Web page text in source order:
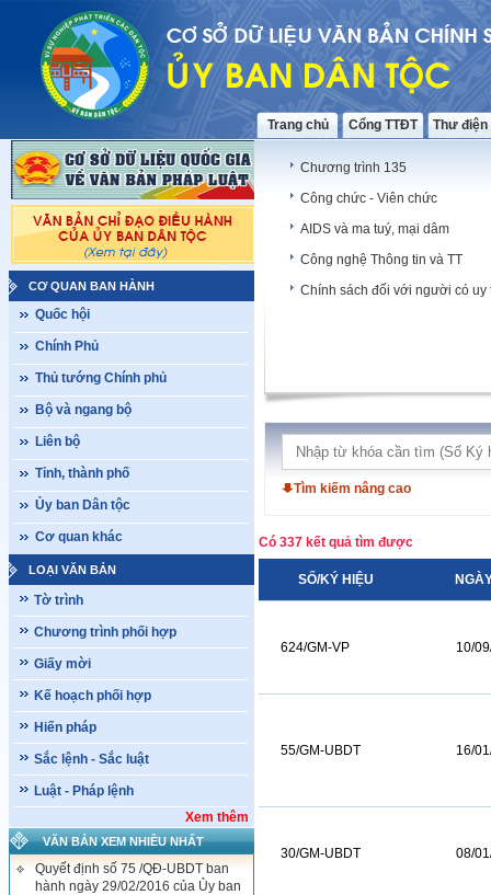
Trang chủ Cổng TTĐT Thư
CƠ QUAN BAN HÀNH
Quốc hội
Chính Phủ
Thủ tướng Chính phủ
Bộ và ngang bộ
Liên bộ
Tỉnh, thành phố
Ủy ban Dân tộc
Cơ quan khác
LOẠI VĂN BẢN
Tờ trình
Chương trình phối hợp
Giấy mời
Kế hoạch phối hợp
Hiến pháp
Sắc lệnh - Sắc luật
Luật - Pháp lệnh
Xem thêm
VĂN BẢN XEM NHIỀU NHẤT
Quyết định số 75 /QĐ-UBDT ban
hành ngày 29/02/2016 của Ủy ban
Chương trình 135
Công chức - Viên chức
AIDS và ma tuý, mại dâm
Công nghệ Thông tin và TT
Chính sách đối với người có uy
Tìm kiếm nâng cao
Có 337 kết quả tìm được
SỐ/KÝ HIỆU
624/GM-VP 10/
55/GM-UBDT 16/
30/GM-UBDT 08/